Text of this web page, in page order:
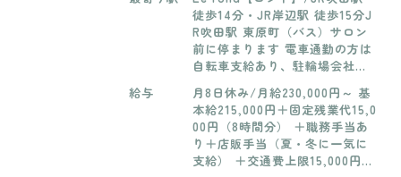
徒歩14分・JR岸辺駅 徒歩15分J
R吹田駅 東原町（バス）サロン
前に停まります 電車通勤の方は
自転車支給あり、駐輪場会社負
担
給与
月8日休み/月給230,000円～ 基
本給215,000円＋固定残業代15,0
00円（8時間分） ＋職務手当あ
り＋店販手当（夏・冬に一気に
支給） ＋交通費上限15,000円or